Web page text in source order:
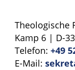
Theologische
Kamp 6 | D-
Telefon: +49
E-Mail: